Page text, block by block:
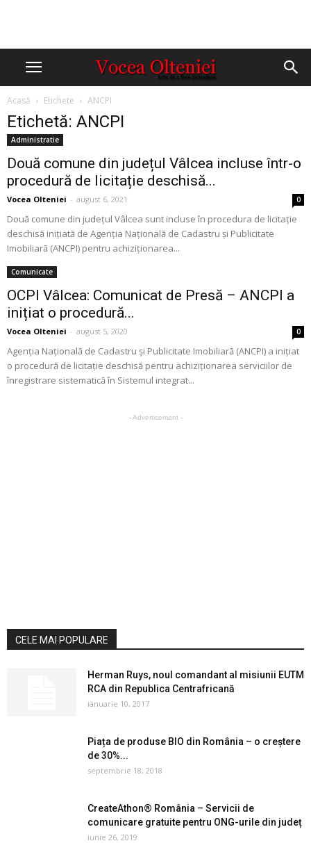
Acasă Etichete ANCPI
Etichetă: ANCPI
Administratie
Două comune din județul Vâlcea incluse într-o
procedură de licitație deschisă...
Vocea Olteniei - august 6, 2021 0
Două comune din județul Vâlcea sunt incluse în procedura de licitație
deschisă inițiată de Agenția Națională de Cadastru și Publicitate
Imobiliară (ANCPI) pentru achiziționarea...
Comunicate
OCPI Vâlcea: Comunicat de Presă – ANCPI a
inițiat o procedură...
Vocea Olteniei - august 5, 2020 0
Agenția Națională de Cadastru și Publicitate Imobiliară (ANCPI) a inițiat
o procedură de licitație deschisă pentru achiziționarea serviciilor de
înregistrare sistematică în Sistemul integrat...
- Advertisement -
CELE MAI POPULARE
Herman Ruys, noul comandant al misiunii EUTM
RCA din Republica Centrafricană
ianuarie 10, 2017
Piața de produse BIO din România – o creștere
de 30%...
septembrie 18, 2018
CreateAthon® România – Servicii de
comunicare gratuite pentru ONG-urile din județ
iunie 26, 2019